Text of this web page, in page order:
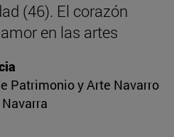
(46). El corazón
en las artes
Patrimonio y Arte Navarro